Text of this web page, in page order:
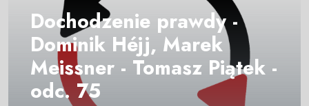
Dochodzenie prawdy -
Dominik Héjj, Marek
Meissner - Tomasz Piątek -
odc. 75